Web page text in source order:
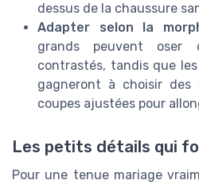
dessus de la chaussure
Adapter selon la
grands peuvent oser
contrastés, tandis que
gagneront à choisir des
coupes ajustées pour
Les petits détails qui
Pour une tenue mariage